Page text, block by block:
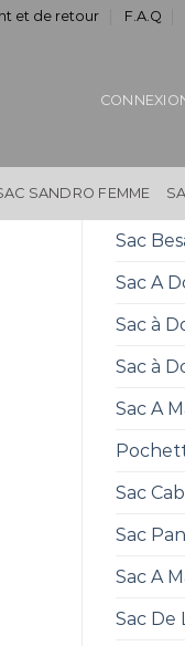
et de retour F.A.Q
SANDRO FEMME
Sac
Sac A
Sac à
Sac à
Sac A
Sac
Sac
Sac A
Sac De